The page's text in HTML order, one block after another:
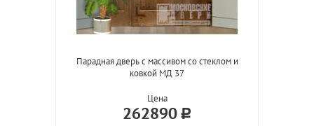
Парадная дверь с массивом со стеклом и
ковкой МД 37
Цена
262890